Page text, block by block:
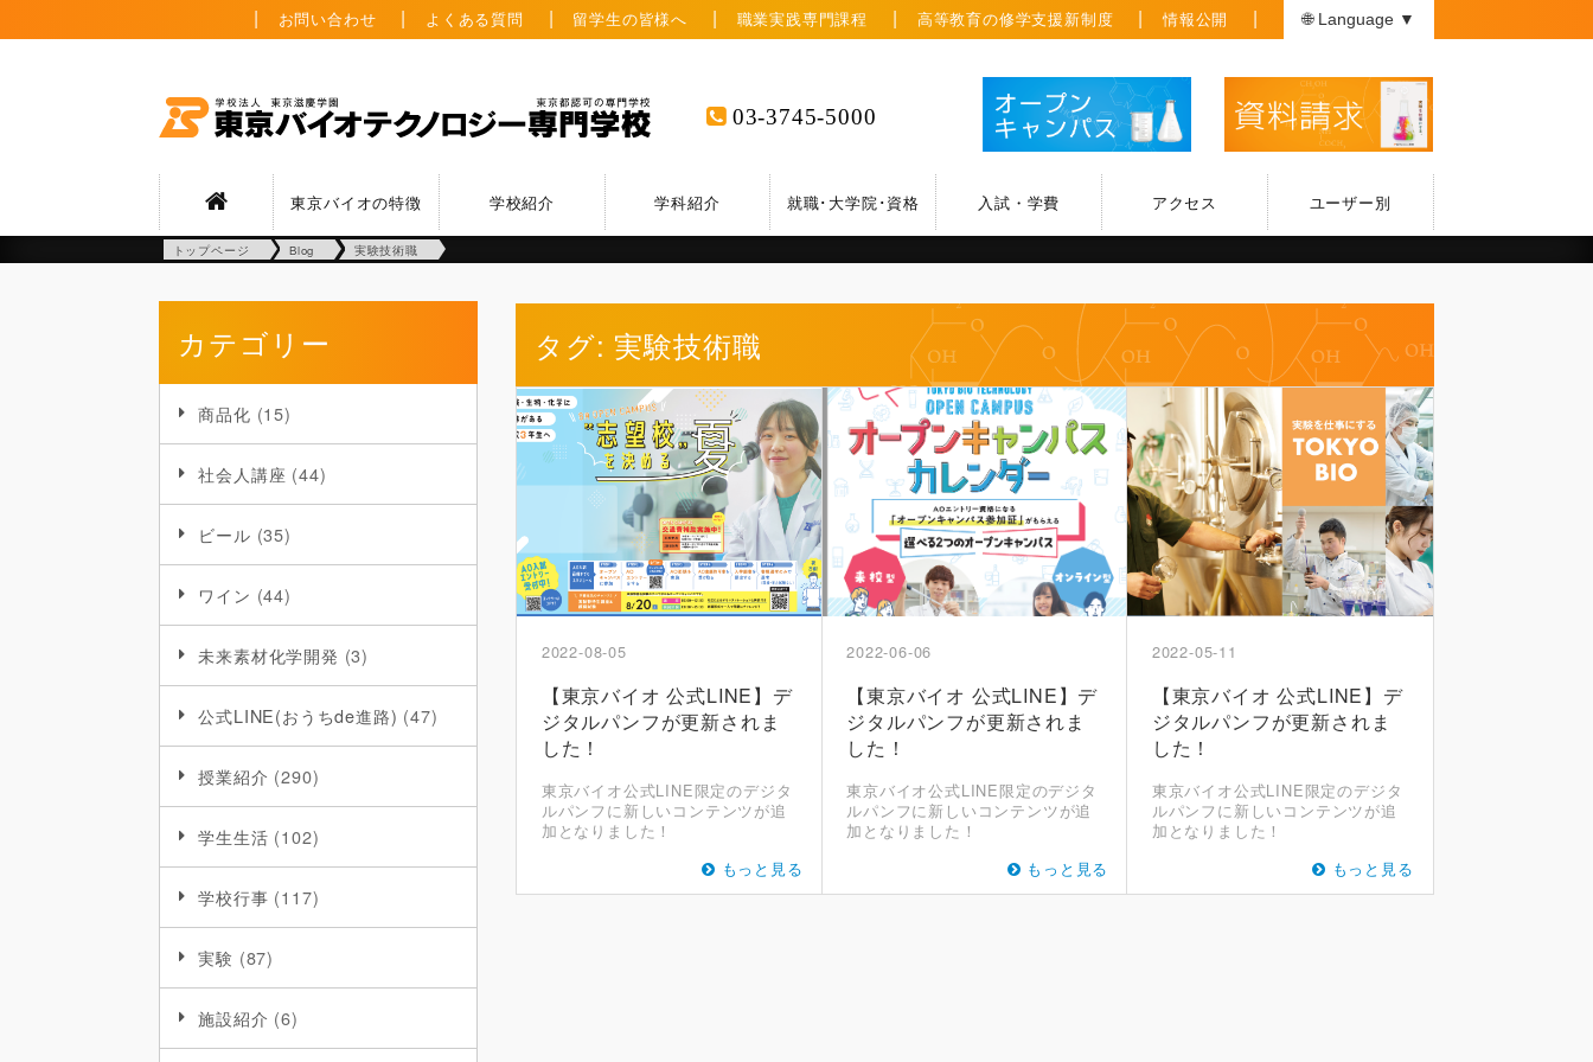
お問い合わせ よくある質問 留学生の皆様へ 職業実践専門課程 高等教育の修学支援新制度 情報公開 🌐 Language ▼
03-3745-5000
東京バイオの特徴 学校紹介 学科紹介 就職･大学院･資格 入試・学費 アクセス ユーザー別
トップページ Blog 実験技術職
カテゴリー
商品化 (15)
社会人講座 (44)
ビール (35)
ワイン (44)
未来素材化学開発 (3)
公式LINE(おうちde進路) (47)
授業紹介 (290)
学生生活 (102)
学校行事 (117)
実験 (87)
施設紹介 (6)
タグ: 実験技術職
2022-08-05
【東京バイオ 公式LINE】デ
ジタルパンフが更新されま
した！
東京バイオ公式LINE限定のデジタ
ルパンフに新しいコンテンツが追
加となりました！
もっと見る
2022-06-06
【東京バイオ 公式LINE】デ
ジタルパンフが更新されま
した！
東京バイオ公式LINE限定のデジタ
ルパンフに新しいコンテンツが追
加となりました！
もっと見る
2022-05-11
【東京バイオ 公式LINE】デ
ジタルパンフが更新されま
した！
東京バイオ公式LINE限定のデジタ
ルパンフに新しいコンテンツが追
加となりました！
もっと見る